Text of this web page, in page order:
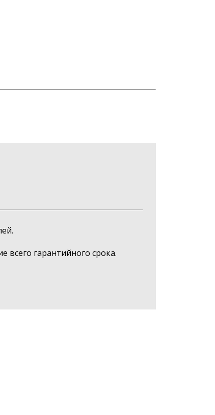
гарантийного срока.